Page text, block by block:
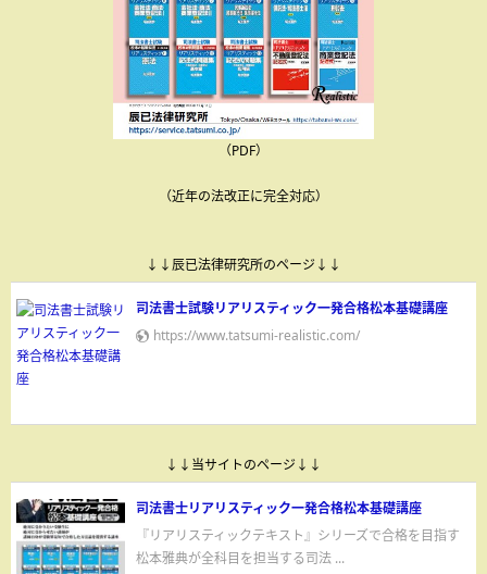
（PDF）
（近年の法改正に完全対応）
↓↓辰已法律研究所のページ↓↓
司法書士試験リアリスティック一発合格松本基礎講座
https://www.tatsumi-realistic.com/
↓↓当サイトのページ↓↓
司法書士リアリスティック一発合格松本基礎講座
『リアリスティックテキスト』シリーズで合格を目指す
松本雅典が全科目を担当する司法 ...